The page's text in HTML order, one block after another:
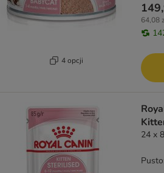
4 opcji
64,08
24 x